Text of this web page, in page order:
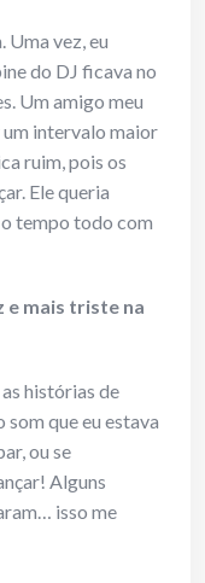
Uma vez, eu
do DJ ficava no
Um amigo meu
um intervalo maior
ruim, pois os
Ele queria
o tempo todo com
e mais triste na
histórias de
que eu estava
ou se
Alguns
isso me